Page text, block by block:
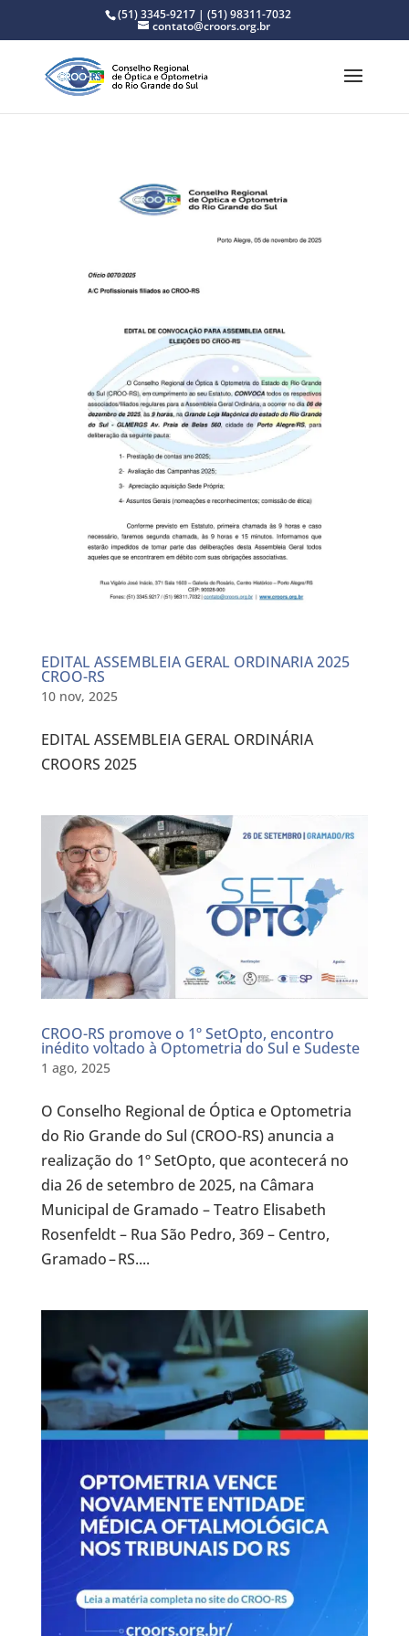
(51) 3345-9217 | (51) 98311-7032
contato@croors.org.br
EDITAL ASSEMBLEIA GERAL ORDINARIA 2025
CROO-RS
10 nov, 2025
EDITAL ASSEMBLEIA GERAL ORDINÁRIA
CROORS 2025
CROO-RS promove o 1º SetOpto, encontro
inédito voltado à Optometria do Sul e Sudeste
1 ago, 2025
O Conselho Regional de Óptica e Optometria
do Rio Grande do Sul (CROO-RS) anuncia a
realização do 1º SetOpto, que acontecerá no
dia 26 de setembro de 2025, na Câmara
Municipal de Gramado – Teatro Elisabeth
Rosenfeldt – Rua São Pedro, 369 – Centro,
Gramado – RS....